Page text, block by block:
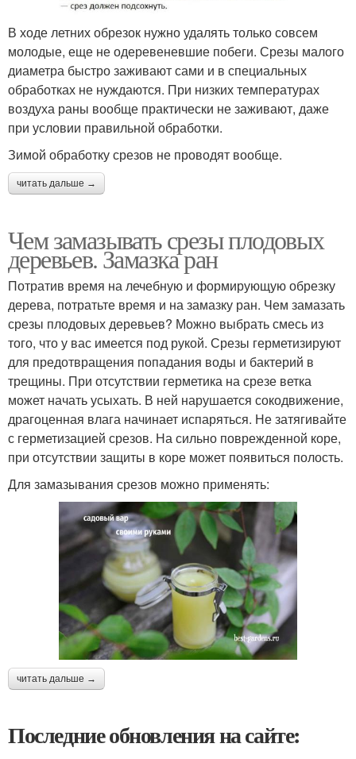
В ходе летних обрезок нужно удалять только совсем
молодые, еще не одеревеневшие побеги. Срезы малого
диаметра быстро заживают сами и в специальных
обработках не нуждаются. При низких температурах
воздуха раны вообще практически не заживают, даже
при условии правильной обработки.
Зимой обработку срезов не проводят вообще.
читать дальше →
Чем замазывать срезы плодовых
деревьев. Замазка ран
Потратив время на лечебную и формирующую обрезку
дерева, потратьте время и на замазку ран. Чем замазать
срезы плодовых деревьев? Можно выбрать смесь из
того, что у вас имеется под рукой. Срезы герметизируют
для предотвращения попадания воды и бактерий в
трещины. При отсутствии герметика на срезе ветка
может начать усыхать. В ней нарушается сокодвижение,
драгоценная влага начинает испаряться. Не затягивайте
с герметизацией срезов. На сильно поврежденной коре,
при отсутствии защиты в коре может появиться полость.
Для замазывания срезов можно применять:
читать дальше →
Последние обновления на сайте: